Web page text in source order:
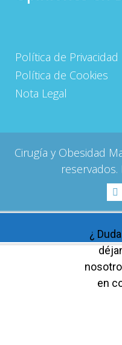
Política de Privacidad
Política de Cookies
Nota Legal
Cirugía y Obesidad
reservados.
¿
en